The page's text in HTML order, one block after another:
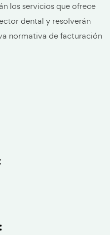
los servicios que ofrece
dental y resolverán
normativa de facturación